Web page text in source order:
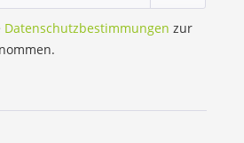
Datenschutzbestimmungen zur